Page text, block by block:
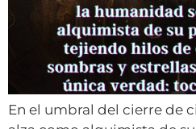
En el umbral del cierre de